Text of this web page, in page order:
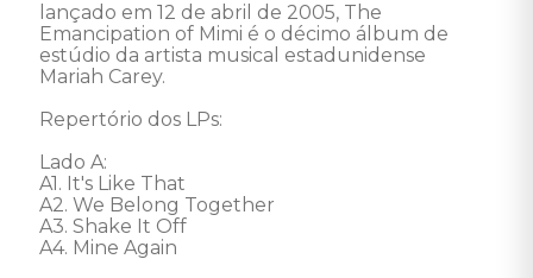
lançado em 12 de abril de 2005, The
Emancipation of Mimi é o décimo álbum de
estúdio da artista musical estadunidense
Mariah Carey.
Repertório dos LPs:
Lado A:
A1. It's Like That
A2. We Belong Together
A3. Shake It Off
A4. Mine Again